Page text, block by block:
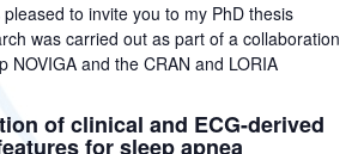
pleased to invite you to my PhD thesis
was carried out as part of a collaboration
NOVIGA and the CRAN and LORIA
of clinical and ECG-derived
for sleep apnea